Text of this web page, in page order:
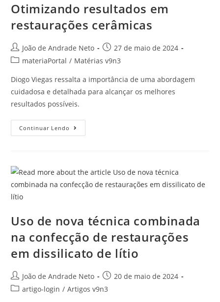
Otimizando resultados em
restaurações cerâmicas
João de Andrade Neto
27 de maio de 2024
materiaPortal / Matérias v9n3
Diogo Viegas ressalta a importância de uma abordagem
cuidadosa e detalhada para alcançar os melhores
resultados possíveis.
Continuar Lendo
Uso de nova técnica combinada
na confecção de restaurações
em dissilicato de lítio
João de Andrade Neto
20 de maio de 2024
artigo-login / Artigos v9n3